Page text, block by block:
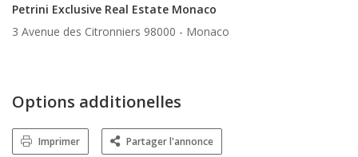
Petrini Exclusive Real Estate Monaco
3 Avenue des Citronniers 98000 - Monaco
Options additionelles
Imprimer Partager l'annonce